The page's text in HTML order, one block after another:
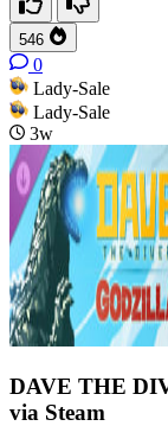
546
0
Lady-Sale
Lady-Sale
3w
DAVE THE
via Steam